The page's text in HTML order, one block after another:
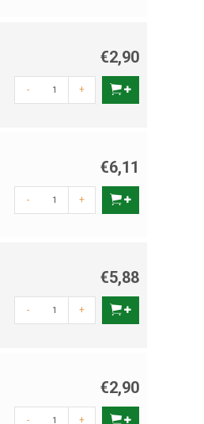
€2,90
- +
€6,11
- +
€5,88
- +
€2,90
- +